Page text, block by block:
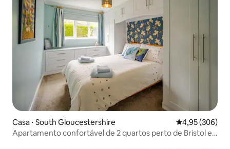
Casa ⋅ South Gloucestershire 4,95 de uma
4,95 (306)
Apartamento confortável de 2 quartos perto de Bristol e